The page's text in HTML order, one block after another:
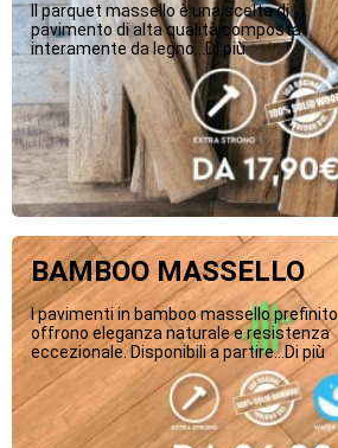
Il parquet massello è una scelta di
pavimento di alta qualità composta
interamente da legno...Di più
BAMBOO MASSELLO
I pavimenti in bamboo massello prefinito
offrono eleganza naturale e resistenza
eccezionale. Disponibili a partire...Di più